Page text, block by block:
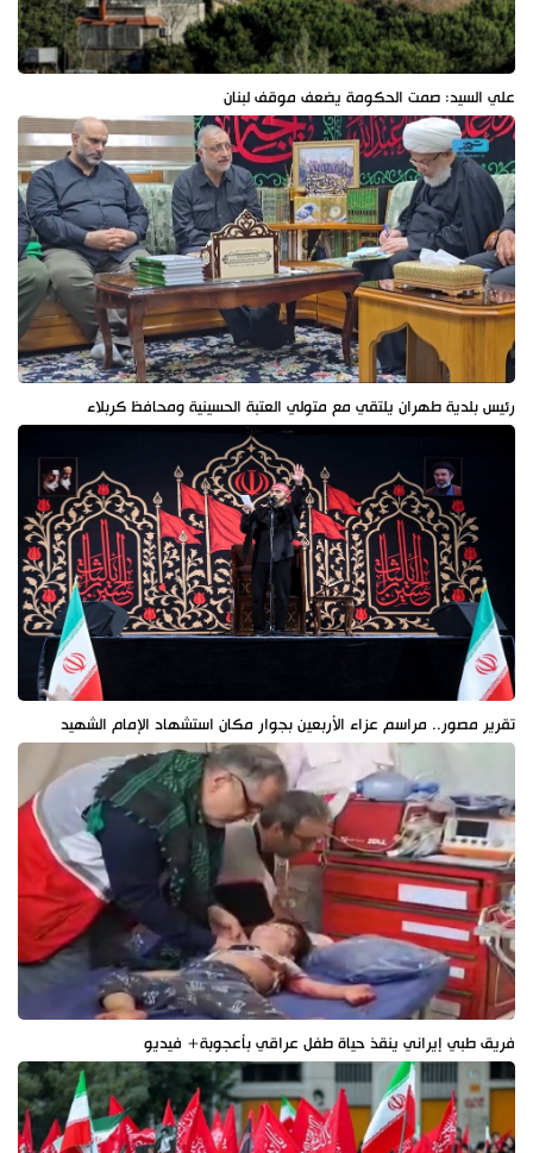
علي السيد: صمت الحكومة يضعف موقف لبنان
رئيس بلدية طهران يلتقي مع متولي العتبة الحسينية ومحافظ كربلاء
تقرير مصور.. مراسم عزاء الأربعين بجوار مكان استشهاد الإمام الشهيد
فريق طبي إيراني ينقذ حياة طفل عراقي بأعجوبة+ فيديو